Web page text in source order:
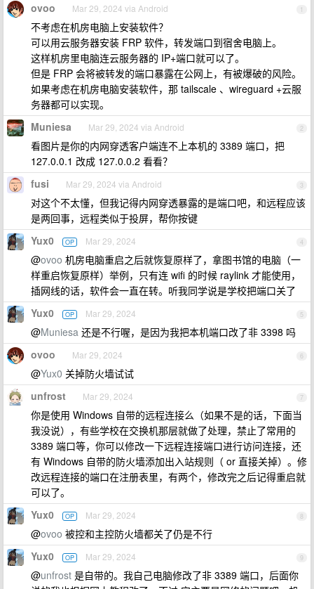
1
ovoo Mar 29, 2024 via Android
不考虑在机房电脑上安装软件？
可以用云服务器安装 FRP 软件，转发端口到宿舍电脑上。
这样机房里电脑连云服务器的 IP+端口就可以了。
但是 FRP 会将被转发的端口暴露在公网上，有被爆破的风险。
如果考虑在机房电脑安装软件，那 tailscale 、wireguard +云服
务器都可以实现。
2
Muniesa Mar 29, 2024 via Android
看图片是你的内网穿透客户端连不上本机的 3389 端口，把
127.0.0.1 改成 127.0.0.2 看看？
3
fusi Mar 29, 2024 via Android
对这个不太懂，但我记得内网穿透暴露的是端口吧，和远程应该
是两回事，远程类似于投屏，帮你按键
4
Yux0 OP Mar 29, 2024
@ovoo 机房电脑重启之后就恢复原样了，拿图书馆的电脑（一
样重启恢复原样）举例，只有连 wifi 的时候 raylink 才能使用，
插网线的话，软件会一直在转。听我同学说是学校把端口关了
5
Yux0 OP Mar 29, 2024
@Muniesa 还是不行喔，是因为我把本机端口改了非 3398 吗
6
ovoo Mar 29, 2024
@Yux0 关掉防火墙试试
7
unfrost Mar 29, 2024
你是使用 Windows 自带的远程连接么（如果不是的话，下面当
我没说），有些学校在交换机那层就做了处理，禁止了常用的
3389 端口等，你可以修改一下远程连接端口进行访问连接，还
有 Windows 自带的防火墙添加出入站规则（ or 直接关掉）。修
改远程连接的端口在注册表里，有两个，修改完之后记得重启就
可以了。
8
Yux0 OP Mar 29, 2024
@ovoo 被控和主控防火墙都关了仍是不行
9
Yux0 OP Mar 29, 2024
@unfrost 是自带的。我自己电脑修改了非 3389 端口，后面你